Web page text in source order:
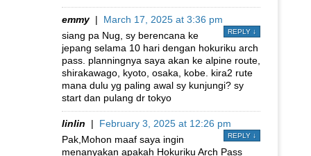
emmy| March 17, 2025 at 3:36 pm
REPLY ↓
siang pa Nug, sy berencana ke
jepang selama 10 hari dengan hokuriku arch
pass. planningnya saya akan ke alpine route,
shirakawago, kyoto, osaka, kobe. kira2 rute
mana dulu yg paling awal sy kunjungi? sy
start dan pulang dr tokyo
linlin | February 3, 2025 at 12:26 pm
REPLY ↓
Pak,Mohon maaf saya ingin
menanyakan apakah Hokuriku Arch Pass